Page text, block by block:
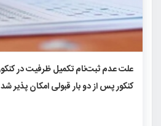
کنکور پس از دو بار قبولی امکان پذیر شد